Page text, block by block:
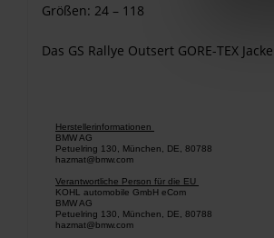
Größen: 24 – 118
Das GS Rallye Outsert GORE-TEX
Herstellerinformationen
BMW AG
Petuelring 130, München, DE, 80788
hazmat@bmw.com
Verantwortliche Person für die EU
KOHL automobile GmbH eCom
BMW AG
Petuelring 130, München, DE, 80788
hazmat@bmw.com